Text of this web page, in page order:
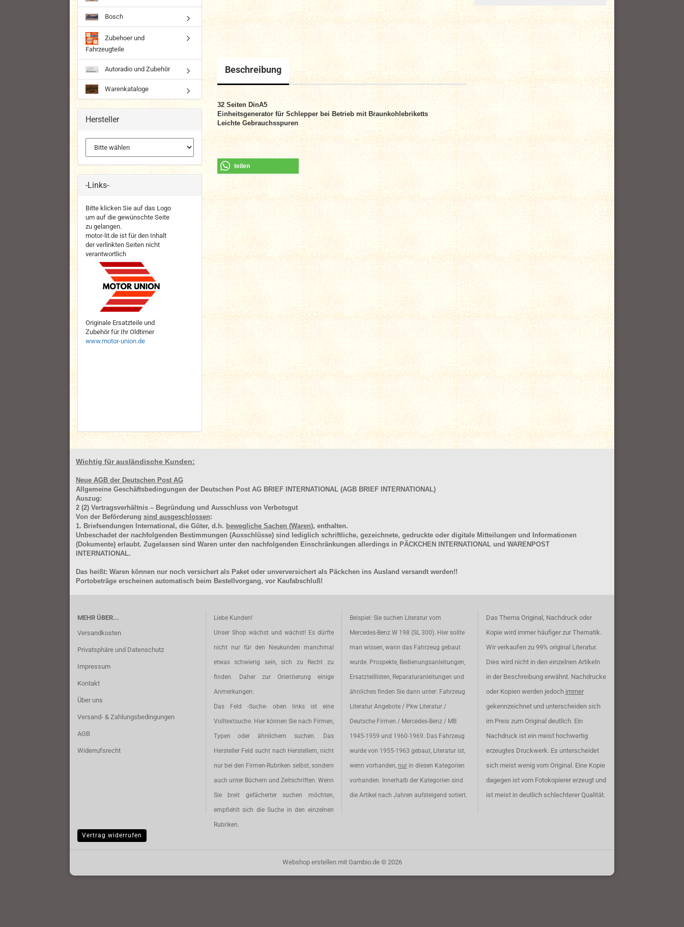
Beschreibung
32 Seiten DinA5
Einheitsgenerator für Schlepper bei Betrieb mit Braunkohlebriketts
Leichte Gebrauchsspuren
teilen
Bosch
Zubehoer und
Fahrzeugteile
Autoradio und Zubehör
Warenkataloge
Hersteller
-Links-
Bitte klicken Sie auf das Logo
um auf die gewünschte Seite
zu gelangen.
motor-lit.de ist für den Inhalt
der verlinkten Seiten nicht
verantwortlich
Originale Ersatzteile und
Zubehör für Ihr Oldtimer
www.motor-union.de
Wichtig für ausländische Kunden:
Neue AGB der Deutschen Post AG
Allgemeine Geschäftsbedingungen der Deutschen Post AG BRIEF INTERNATIONAL (AGB BRIEF INTERNATIONAL)
Auszug:
2 (2) Vertragsverhältnis – Begründung und Ausschluss von Verbotsgut
Von der Beförderung sind ausgeschlossen:
1. Briefsendungen International, die Güter, d.h. bewegliche Sachen (Waren), enthalten.
Unbeschadet der nachfolgenden Bestimmungen (Ausschlüsse) sind lediglich schriftliche, gezeichnete, gedruckte oder digitale Mitteilungen und Informationen
(Dokumente) erlaubt. Zugelassen sind Waren unter den nachfolgenden Einschränkungen allerdings in PÄCKCHEN INTERNATIONAL und WARENPOST
INTERNATIONAL.
Das heißt: Waren können nur noch versichert als Paket oder unverversichert als Päckchen ins Ausland versandt werden!!
Portobeträge erscheinen automatisch beim Bestellvorgang, vor Kaufabschluß!
MEHR ÜBER...
Versandkosten
Privatsphäre und Datenschutz
Impressum
Kontakt
Über uns
Versand- & Zahlungsbedingungen
AGB
Widerrufsrecht
Liebe Kunden!
Unser Shop wächst und wächst! Es dürfte
nicht nur für den Neukunden manchmal
etwas schwierig sein, sich zu Recht zu
finden. Daher zur Orientierung einige
Anmerkungen:
Das Feld -Suche- oben links ist eine
Volltextsuche. Hier können Sie nach Firmen,
Typen oder ähnlichem suchen. Das
Hersteller Feld sucht nach Herstellern, nicht
nur bei den Firmen-Rubriken selbst, sondern
auch unter Büchern und Zeitschriften. Wenn
Sie breit gefächerter suchen möchten,
empfiehlt sich die Suche in den einzelnen
Rubriken.
Beispiel: Sie suchen Literatur vom
Mercedes-Benz W 198 (SL 300). Hier sollte
man wissen, wann das Fahrzeug gebaut
wurde. Prospekte, Bedienungsanleitungen,
Ersatzteillisten, Reparaturanleitungen und
ähnliches finden Sie dann unter: Fahrzeug
Literatur Angebote / Pkw Literatur /
Deutsche Firmen / Mercedes-Benz / MB
1945-1959 und 1960-1969. Das Fahrzeug
wurde von 1955-1963 gebaut, Literatur ist,
wenn vorhanden, nur in diesen Kategorien
vorhanden. Innerhalb der Kategorien sind
die Artikel nach Jahren aufsteigend sotiert.
Das Thema Original, Nachdruck oder
Kopie wird immer häufiger zur Thematik.
Wir verkaufen zu 99% original Literatur.
Dies wird nicht in den einzelnen Artikeln
in der Beschreibung erwähnt. Nachdrucke
oder Kopien werden jedoch immer
gekennzeichnet und unterscheiden sich
im Preis zum Original deutlich. Ein
Nachdruck ist ein meist hochwertig
erzeugtes Druckwerk. Es unterscheidet
sich meist wenig vom Original. Eine Kopie
dagegen ist vom Fotokopierer erzeugt und
ist meist in deutlich schlechterer Qualität.
Vertrag widerrufen
Webshop erstellenmit Gambio.de © 2026